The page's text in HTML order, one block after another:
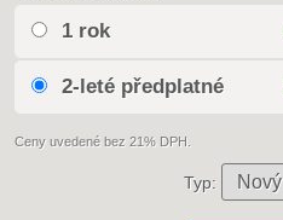
1 rok
2-leté předplatné
Ceny uvedené bez 21% DPH.
Typ: